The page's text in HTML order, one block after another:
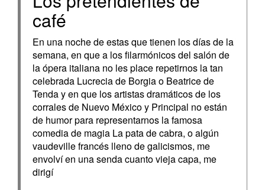
café
En una noche de estas que tienen los días de la
semana, en que a los filarmónicos del salón de
la ópera italiana no les place repetirnos la tan
celebrada Lucrecia de Borgia o Beatrice de
Tenda y en que los artistas dramáticos de los
corrales de Nuevo México y Principal no están
de humor para representarnos la famosa
comedia de magia La pata de cabra, o algún
vaudeville francés lleno de galicismos, me
envolví en una senda cuanto vieja capa, me
dirigí